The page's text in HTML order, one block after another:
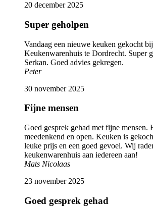
20 december 2025
Super geholpen
Vandaag een nieuwe keuken gekocht bij
Keukenwarenhuis te Dordrecht. Super
Serkan. Goed advies gekregen.
Peter
30 november 2025
Fijne mensen
Goed gesprek gehad met fijne mensen.
meedenkend en open. Keuken is
leuke prijs en een goed gevoel. Wij
keukenwarenhuis aan iedereen aan!
Mats Nicolaas
23 november 2025
Goed gesprek gehad